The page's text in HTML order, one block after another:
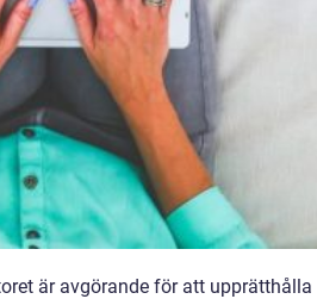
är avgörande för att upprätthålla